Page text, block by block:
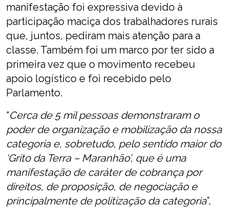
manifestação foi expressiva devido à
participação maciça dos trabalhadores rurais
que, juntos, pediram mais atenção para a
classe. Também foi um marco por ter sido a
primeira vez que o movimento recebeu
apoio logístico e foi recebido pelo
Parlamento.
“Cerca de 5 mil pessoas demonstraram o
poder de organização e mobilização da nossa
categoria e, sobretudo, pelo sentido maior do
‘Grito da Terra – Maranhão’, que é uma
manifestação de caráter de cobrança por
direitos, de proposição, de negociação e
principalmente de politização da categoria”,